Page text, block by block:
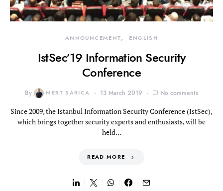
ANNOUNCEMENT ENGLISH
IstSec’19 Information Security
Conference
By MERT SARICA 13 March 2019 No comments
Since 2009, the Istanbul Information Security Conference (IstSec),
which brings together security experts and enthusiasts, will be
held…
READ MORE